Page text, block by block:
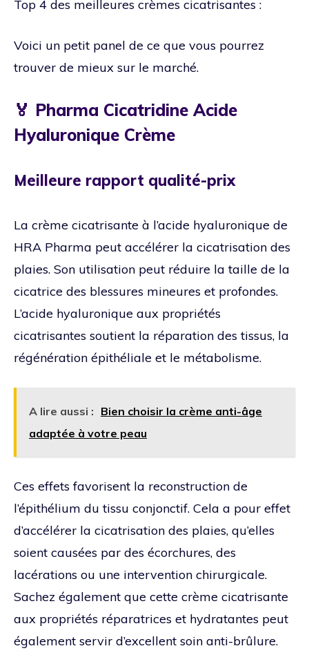
Top 4 des meilleures crèmes cicatrisantes :
Voici un petit panel de ce que vous pourrez
trouver de mieux sur le marché.
🏅 Pharma Cicatridine Acide
Hyaluronique Crème
Meilleure rapport qualité-prix
La crème cicatrisante à l’acide hyaluronique de
HRA Pharma peut accélérer la cicatrisation des
plaies. Son utilisation peut réduire la taille de la
cicatrice des blessures mineures et profondes.
L’acide hyaluronique aux propriétés
cicatrisantes soutient la réparation des tissus, la
régénération épithéliale et le métabolisme.
A lire aussi : Bien choisir la crème anti-âge
adaptée à votre peau
Ces effets favorisent la reconstruction de
l’épithélium du tissu conjonctif. Cela a pour effet
d’accélérer la cicatrisation des plaies, qu’elles
soient causées par des écorchures, des
lacérations ou une intervention chirurgicale.
Sachez également que cette crème cicatrisante
aux propriétés réparatrices et hydratantes peut
également servir d’excellent soin anti-brûlure.